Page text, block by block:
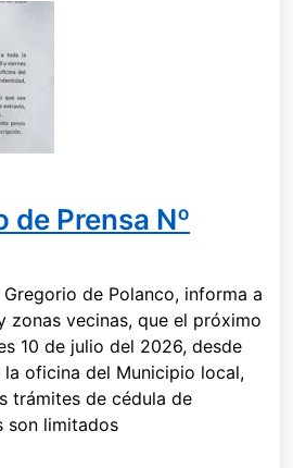
de Prensa Nº
de Polanco, informa a
zonas vecinas, que el próximo
10 de julio del 2026, desde
la oficina del Municipio local,
trámites de cédula de
son limitados